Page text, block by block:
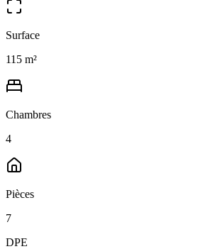
Surface
115 m²
Chambres
4
Pièces
7
DPE